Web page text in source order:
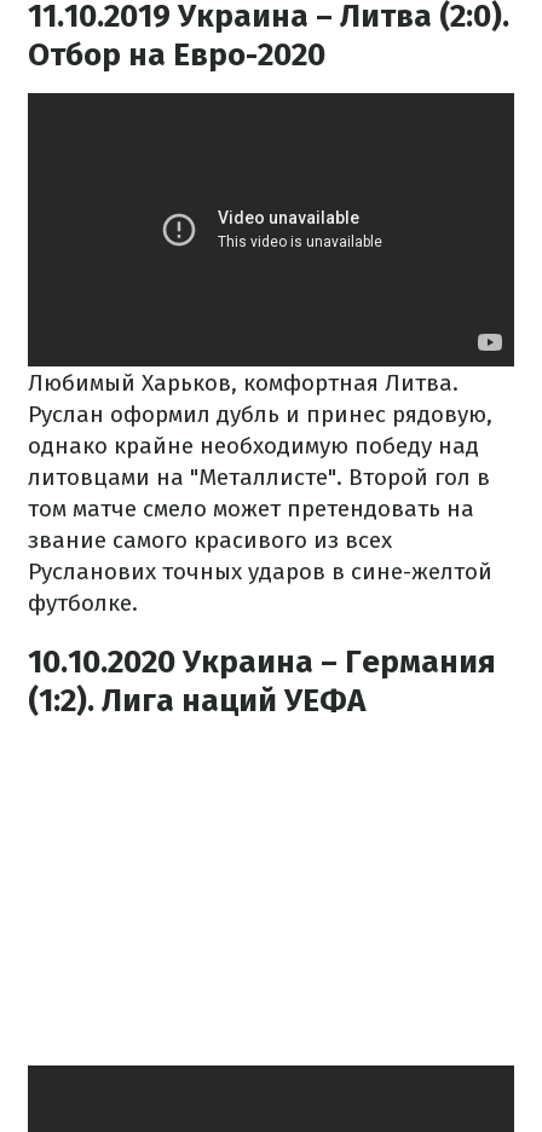
11.10.2019 Украина – Литва (2:0).
Отбор на Евро-2020
Любимый Харьков, комфортная Литва.
Руслан оформил дубль и принес рядовую,
однако крайне необходимую победу над
литовцами на "Металлисте". Второй гол в
том матче смело может претендовать на
звание самого красивого из всех
Русланових точных ударов в сине-желтой
футболке.
10.10.2020 Украина – Германия
(1:2). Лига наций УЕФА